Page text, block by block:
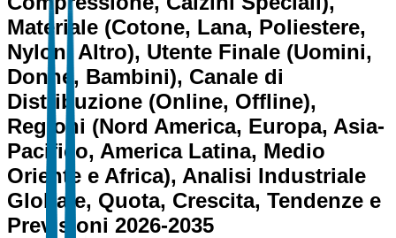
Materiale (Cotone, Lana, Poliestere,
Nylon, Altro), Utente Finale (Uomini,
Donne, Bambini), Canale di
Distribuzione (Online, Offline),
Regioni (Nord America, Europa, Asia-
Pacifico, America Latina, Medio
Oriente e Africa), Analisi Industriale
Globale, Quota, Crescita, Tendenze e
Previsioni 2026-2035